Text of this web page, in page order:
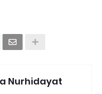
Nurhidayat